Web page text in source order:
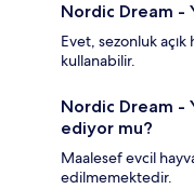
Nordic Dream -
Evet, sezonluk açık
kullanabilir.
Nordic Dream -
ediyor mu?
Maalesef evcil
edilmemektedir.